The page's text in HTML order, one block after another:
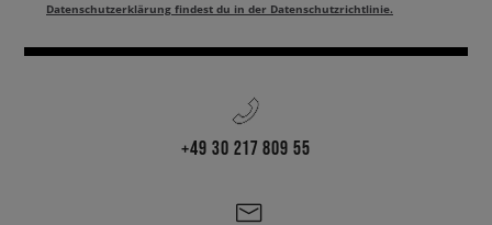
Datenschutzerklärung findest du in der Datenschutzrichtlinie.
+49 30 217 809 55